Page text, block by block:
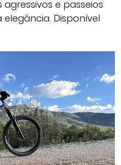
e passeios
Disponível